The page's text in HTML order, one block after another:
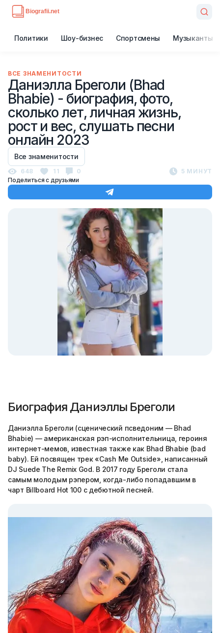
Политики Шоу-бизнес Спортсмены Музыканты
ВСЕ ЗНАМЕНИТОСТИ
Даниэлла Бреголи (Bhad
Bhabie) - биография, фото,
сколько лет, личная жизнь,
рост и вес, слушать песни
онлайн 2023
Все знаменитости
648 11 0
5 МИНУТ
Поделиться с друзьями
Биография Даниэллы Бреголи
Даниэлла Бреголи (сценический псведоним — Bhad
Bhabie) — американская рэп-исполнительница, героиня
интернет-мемов, известная также как Bhad Bhabie (bad
baby). Ей посвящен трек «Cash Me Outside», написанный
DJ Suede The Remix God. В 2017 году Бреголи стала
самым молодым рэпером, когда-либо попадавшим в
чарт Billboard Hot 100 с дебютной песней.